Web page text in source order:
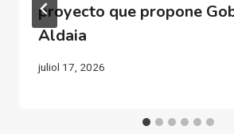
proyecto que propone
Aldaia
juliol 17, 2026